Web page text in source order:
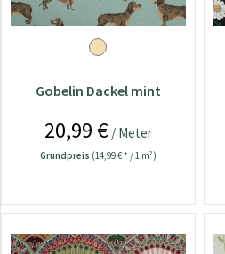
Gobelin Dackel mint
20,99 €/ Meter
Grundpreis (14,99 € * / 1 m²)